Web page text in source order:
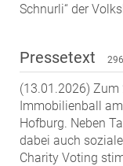
MST Muhr
PAYUCA
Raiffeisen Property
Salon Real
Savoir Vivre Group
Schwabenhaus
Schnurli“ der
Pressetext
(13.01.2026)
Immobilienball
Hofburg. Neben
dabei auch
Charity Voting